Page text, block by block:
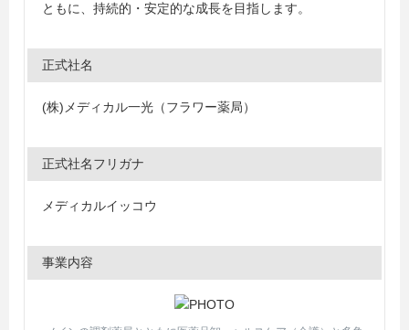
ともに、持続的・安定的な成長を目指します。
正式社名
(株)メディカル一光（フラワー薬局）
正式社名フリガナ
メディカルイッコウ
事業内容